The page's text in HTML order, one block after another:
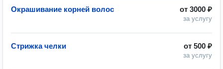
от 3000 ₽
за услугу
Окрашивание корней волос
от 500 ₽
за услугу
Стрижка челки